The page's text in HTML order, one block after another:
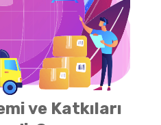
ve Katkıları